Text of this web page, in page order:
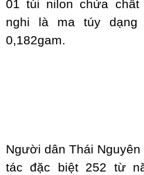
01 túi nilon chứa chất
nghi là ma túy
0,182gam.
Người dân Thái
tác đặc biệt 252 từ